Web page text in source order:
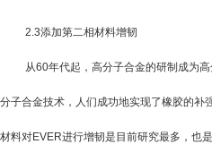
2.3添加第二相材料增韧
从60年代起，高分子合金的研制成为
分子合金技术，人们成功地实现了橡胶的补
材料对EVER进行增韧是目前研究最多，也